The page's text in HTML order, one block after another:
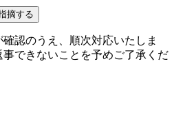
摘する
認のうえ、順次対応いたしま
できないことを予めご了承くだ